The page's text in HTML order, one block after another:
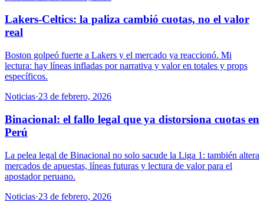
Lakers-Celtics: la paliza cambió cuotas, no el valor
real
Boston golpeó fuerte a Lakers y el mercado ya reaccionó. Mi
lectura: hay líneas infladas por narrativa y valor en totales y props
específicos.
Noticias·23 de febrero, 2026
Binacional: el fallo legal que ya distorsiona cuotas en
Perú
La pelea legal de Binacional no solo sacude la Liga 1: también altera
mercados de apuestas, líneas futuras y lectura de valor para el
apostador peruano.
Noticias·23 de febrero, 2026